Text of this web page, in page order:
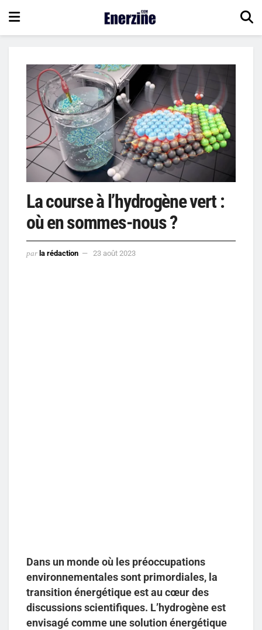
La course à l’hydrogène vert :
où en sommes-nous ?
par la rédaction 23 août 2023
Dans un monde où les préoccupations
environnementales sont primordiales, la
transition énergétique est au cœur des
discussions scientifiques. L’hydrogène est
envisagé comme une solution énergétique